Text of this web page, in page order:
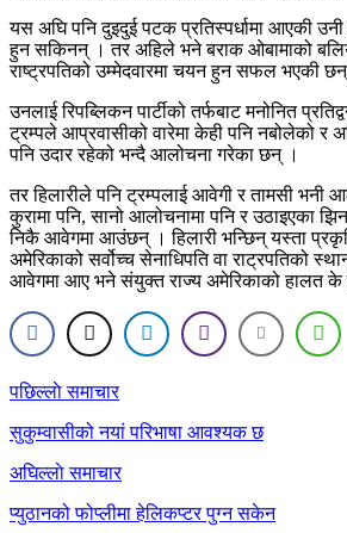
यस अघि पनि दुइदुई पटक प्रतिस्पर्धामा आएकी
हुन सकिनन् । तर अहिले भने बराक ओबामाको
राष्ट्रपतिको उम्मेदवारमा चयन हुन सफल भएकी
उनलाई रिपब्लिकन पार्टीको तर्फबाट मनोनित
ट्रम्पले आप्रवासीको वारेमा केही पनि नबोलेको र
पनि उदार रहेको भन्दै आलोचना गरेका छन् ।
तर हिलारीले पनि ट्रम्पलाई आवेगी र तामसी भनी
कुरामा पनि, सानो आलोचनामा पनि र उठाइएका
निकै आवेगमा आउंछन् । हिलारी भन्छिन् यस्ता
अमेरिकाको सर्वोच्च सेनाधिपति वा राट्रपतिको
आवेगमा आए भने संयुक्त राज्य अमेरिकाको हालत के
Post
navigation
पछिल्लाे समाचार
सुकुम्वासीको नयां परिभाषा आवश्यक छ
अघिल्लाे समाचार
प्युठानको फोप्लीमा हेलिकप्टर पुग्न सकेन